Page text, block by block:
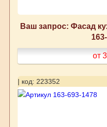
Ваш запрос: Фасад
от
| код: 223352